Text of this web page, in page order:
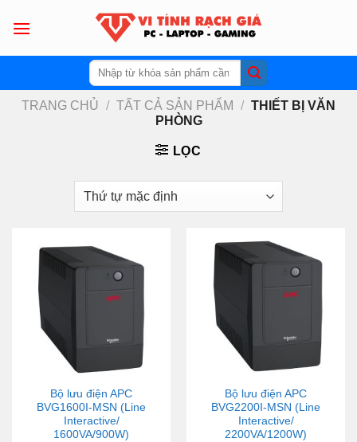
Tìm
kiếm:
TRANG CHỦ / TẤT CẢ SẢN PHẨM / THIẾT BỊ VĂN
PHÒNG
LỌC
Bộ lưu điện APC
BVG1600I-MSN (Line
Interactive/
1600VA/900W)
Bộ lưu điện APC
BVG2200I-MSN (Line
Interactive/
2200VA/1200W)